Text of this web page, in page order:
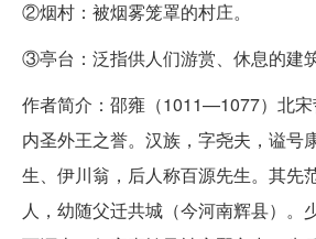
②烟村：被烟雾笼罩的村庄。
③亭台：泛指供人们游赏、休息的建筑
作者简介：邵雍（1011—1077）北
内圣外王之誉。汉族，字尧夫，谥号
生、伊川翁，后人称百源先生。其先
人，幼随父迁共城（今河南辉县）。